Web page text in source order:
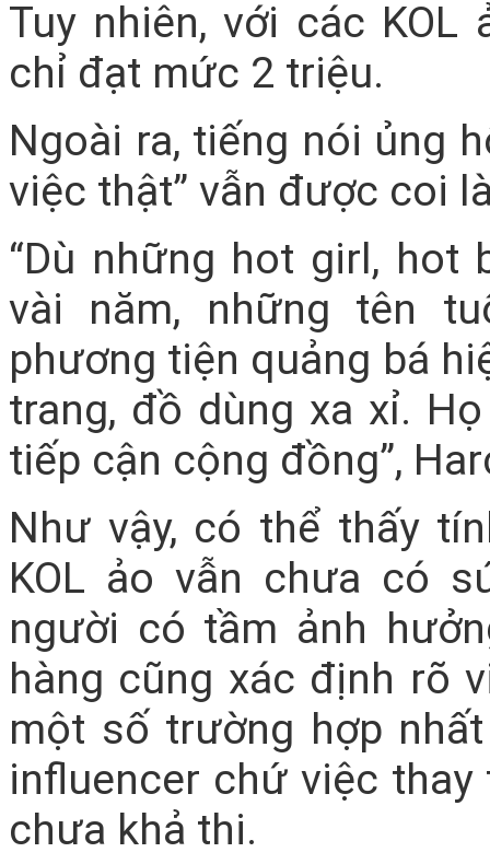
Tuy nhiên, với các
chỉ đạt mức 2 triệu.
Ngoài ra, tiếng nói ủng
việc thật” vẫn được coi
“Dù những hot girl, hot
vài năm, những tên
phương tiện quảng bá
trang, đồ dùng xa xỉ.
tiếp cận cộng đồng”,
Như vậy, có thể thấy
KOL ảo vẫn chưa có
người có tầm ảnh
hàng cũng xác định rõ
một số trường hợp
influencer chứ việc
chưa khả thi.